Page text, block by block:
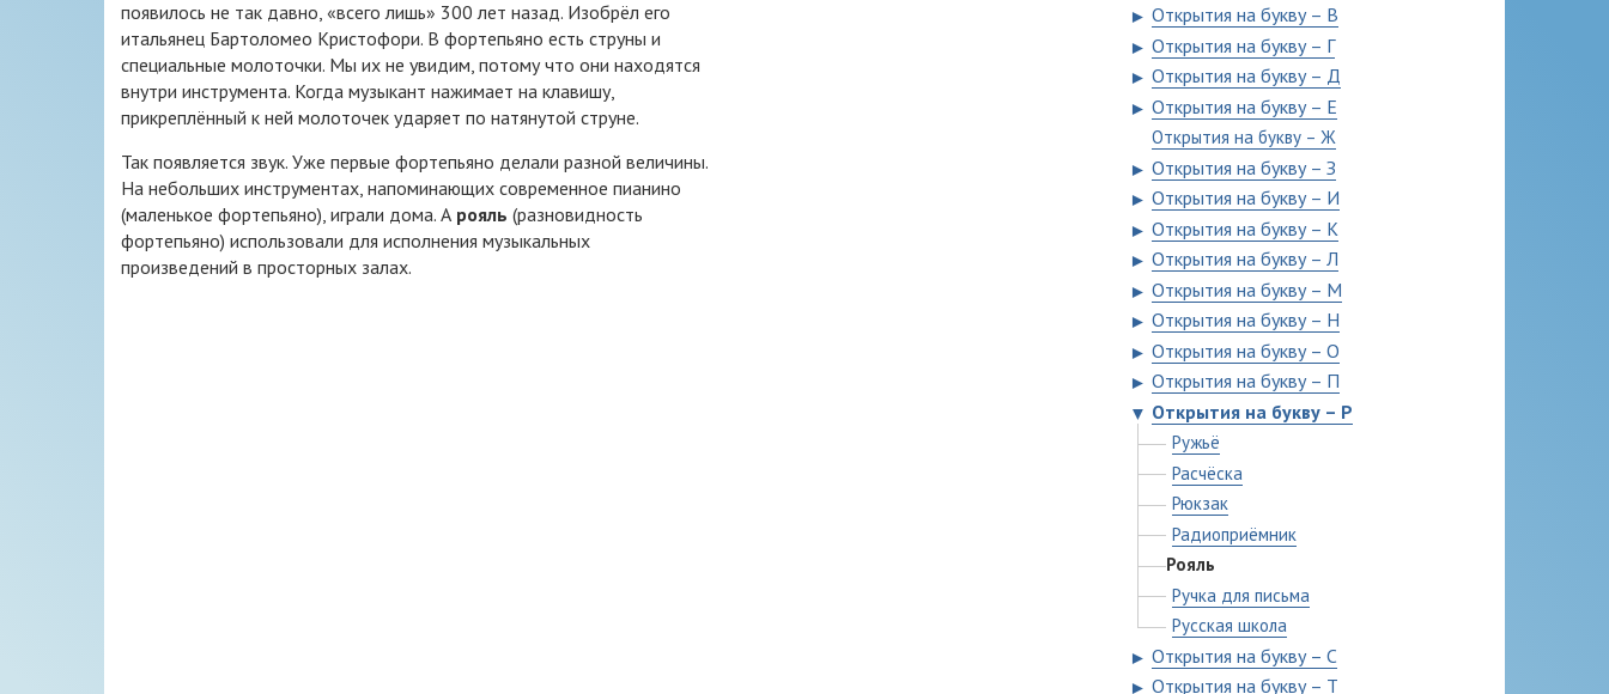
появилось не так давно, «всего лишь» 300 лет назад. Изобрёл его
итальянец Бартоломео Кристофори. В фортепьяно есть струны и
специальные молоточки. Мы их не увидим, потому что они находятся
внутри инструмента. Когда музыкант нажимает на клавишу,
прикреплённый к ней молоточек ударяет по натянутой струне.
Так появляется звук. Уже первые фортепьяно делали разной величины.
На небольших инструментах, напоминающих современное пианино
(маленькое фортепьяно), играли дома. А рояль (разновидность
фортепьяно) использовали для исполнения музыкальных
произведений в просторных залах.
► Открытия на букву – В
► Открытия на букву – Г
► Открытия на букву – Д
► Открытия на букву – Е
Открытия на букву – Ж
► Открытия на букву – З
► Открытия на букву – И
► Открытия на букву – К
► Открытия на букву – Л
► Открытия на букву – М
► Открытия на букву – Н
► Открытия на букву – О
► Открытия на букву – П
▼ Открытия на букву – Р
Ружьё
Расчёска
Рюкзак
Радиоприёмник
Рояль
Ручка для письма
Русская школа
► Открытия на букву – С
► Открытия на букву – Т